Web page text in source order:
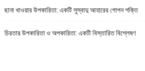
ছানা খাওয়ার উপকারিতা: একটি সুস্বাদু আহারের গোপন শক্তি
চিরতার উপকারিতা ও অপকারিতা: একটি বিস্তারিত বিশ্লেষণ